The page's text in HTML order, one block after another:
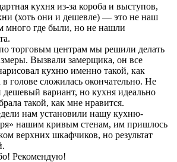
кухня из-за короба и выступов,
(хоть они и дешевле) — это не наш
много где были, но не нашли
торговым центрам мы решили делать
Вызвали замерщика, он все
кухню именно такой, как
в голове сложилась окончательно. Не
дешевый вариант, но кухня идеально
такой, как мне нравится.
нам установили нашу кухню-
нашим кривым стенам, им пришлось
верхних шкафчиков, но результат
Рекомендую!